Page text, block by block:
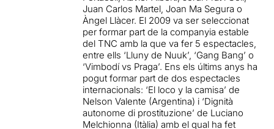
Juan Carlos Martel, Joan Ma Segura o
Àngel Llàcer. El 2009 va ser seleccionat
per formar part de la companyia estable
del TNC amb la que va fer 5 espectacles,
entre ells ‘Lluny de Nuuk’, ‘Gang Bang’ o
‘Vimbodí vs Praga’. Ens els últims anys ha
pogut formar part de dos espectacles
internacionals: ‘El loco y la camisa’ de
Nelson Valente (Argentina) i ‘Dignità
autonome di prostituzione’ de Luciano
Melchionna (Itàlia) amb el qual ha fet